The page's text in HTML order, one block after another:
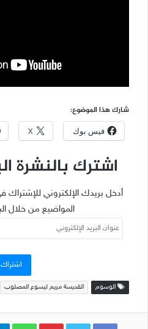
شارك هذا الموضوع:
فيس بوك X
اشترك بالنشرة
أدخل بريدك الإلكتروني
المواضيع من خلال
عنوان
البريد
اشتراك
الوسوم القديسة مريم ليسوع المصلوب
Pinterest